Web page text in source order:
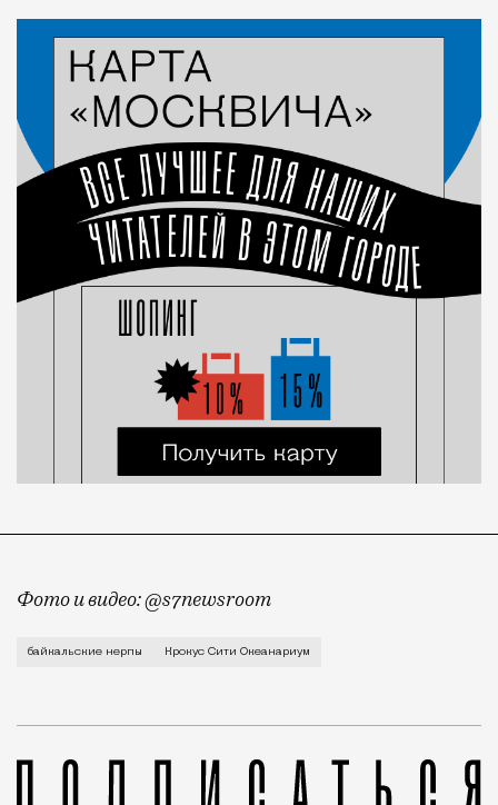
Фото и видео: @s7newsroom
Двух пятимесячных детенышей доставили в
байкальские нерпы Крокус Сити Океанариум